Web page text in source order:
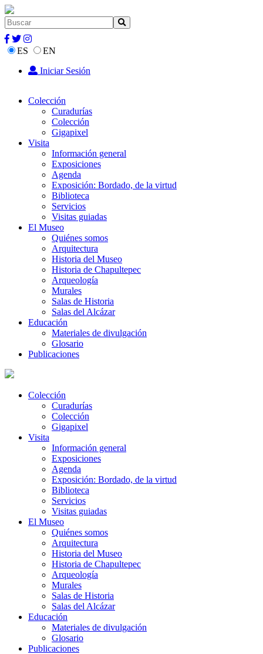
ES
EN
Iniciar Sesión
Colección
Curadurías
Colección
Gigapixel
Visita
Información general
Exposiciones
Agenda
Exposición: Bordado, de la virtud
Biblioteca
Servicios
Visitas guiadas
El Museo
Quiénes somos
Arquitectura
Historia del Museo
Historia de Chapultepec
Arqueología
Murales
Salas de Historia
Salas del Alcázar
Educación
Materiales de divulgación
Glosario
Publicaciones
Colección
Curadurías
Colección
Gigapixel
Visita
Información general
Exposiciones
Agenda
Exposición: Bordado, de la virtud
Biblioteca
Servicios
Visitas guiadas
El Museo
Quiénes somos
Arquitectura
Historia del Museo
Historia de Chapultepec
Arqueología
Murales
Salas de Historia
Salas del Alcázar
Educación
Materiales de divulgación
Glosario
Publicaciones